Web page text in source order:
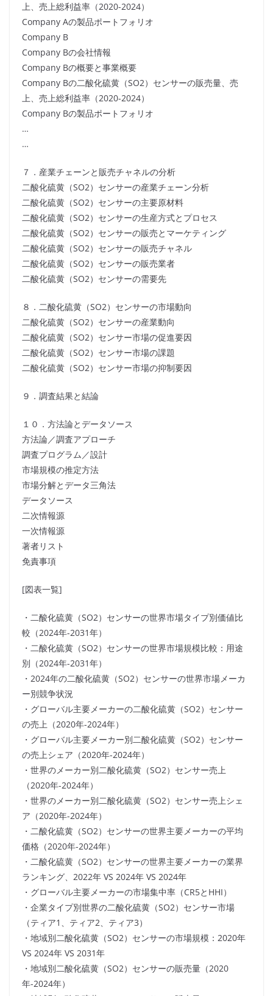
上、売上総利益率（2020-2024）
Company Aの製品ポートフォリオ
Company B
Company Bの会社情報
Company Bの概要と事業概要
Company Bの二酸化硫黄（SO2）センサーの販売量、売
上、売上総利益率（2020-2024）
Company Bの製品ポートフォリオ
…
…
７．産業チェーンと販売チャネルの分析
二酸化硫黄（SO2）センサーの産業チェーン分析
二酸化硫黄（SO2）センサーの主要原材料
二酸化硫黄（SO2）センサーの生産方式とプロセス
二酸化硫黄（SO2）センサーの販売とマーケティング
二酸化硫黄（SO2）センサーの販売チャネル
二酸化硫黄（SO2）センサーの販売業者
二酸化硫黄（SO2）センサーの需要先
８．二酸化硫黄（SO2）センサーの市場動向
二酸化硫黄（SO2）センサーの産業動向
二酸化硫黄（SO2）センサー市場の促進要因
二酸化硫黄（SO2）センサー市場の課題
二酸化硫黄（SO2）センサー市場の抑制要因
９．調査結果と結論
１０．方法論とデータソース
方法論／調査アプローチ
調査プログラム／設計
市場規模の推定方法
市場分解とデータ三角法
データソース
二次情報源
一次情報源
著者リスト
免責事項
[図表一覧]
・二酸化硫黄（SO2）センサーの世界市場タイプ別価値比
較（2024年-2031年）
・二酸化硫黄（SO2）センサーの世界市場規模比較：用途
別（2024年-2031年）
・2024年の二酸化硫黄（SO2）センサーの世界市場メーカ
ー別競争状況
・グローバル主要メーカーの二酸化硫黄（SO2）センサー
の売上（2020年-2024年）
・グローバル主要メーカー別二酸化硫黄（SO2）センサー
の売上シェア（2020年-2024年）
・世界のメーカー別二酸化硫黄（SO2）センサー売上
（2020年-2024年）
・世界のメーカー別二酸化硫黄（SO2）センサー売上シェ
ア（2020年-2024年）
・二酸化硫黄（SO2）センサーの世界主要メーカーの平均
価格（2020年-2024年）
・二酸化硫黄（SO2）センサーの世界主要メーカーの業界
ランキング、2022年 VS 2024年 VS 2024年
・グローバル主要メーカーの市場集中率（CR5とHHI）
・企業タイプ別世界の二酸化硫黄（SO2）センサー市場
（ティア1、ティア2、ティア3）
・地域別二酸化硫黄（SO2）センサーの市場規模：2020年
VS 2024年 VS 2031年
・地域別二酸化硫黄（SO2）センサーの販売量（2020
年-2024年）